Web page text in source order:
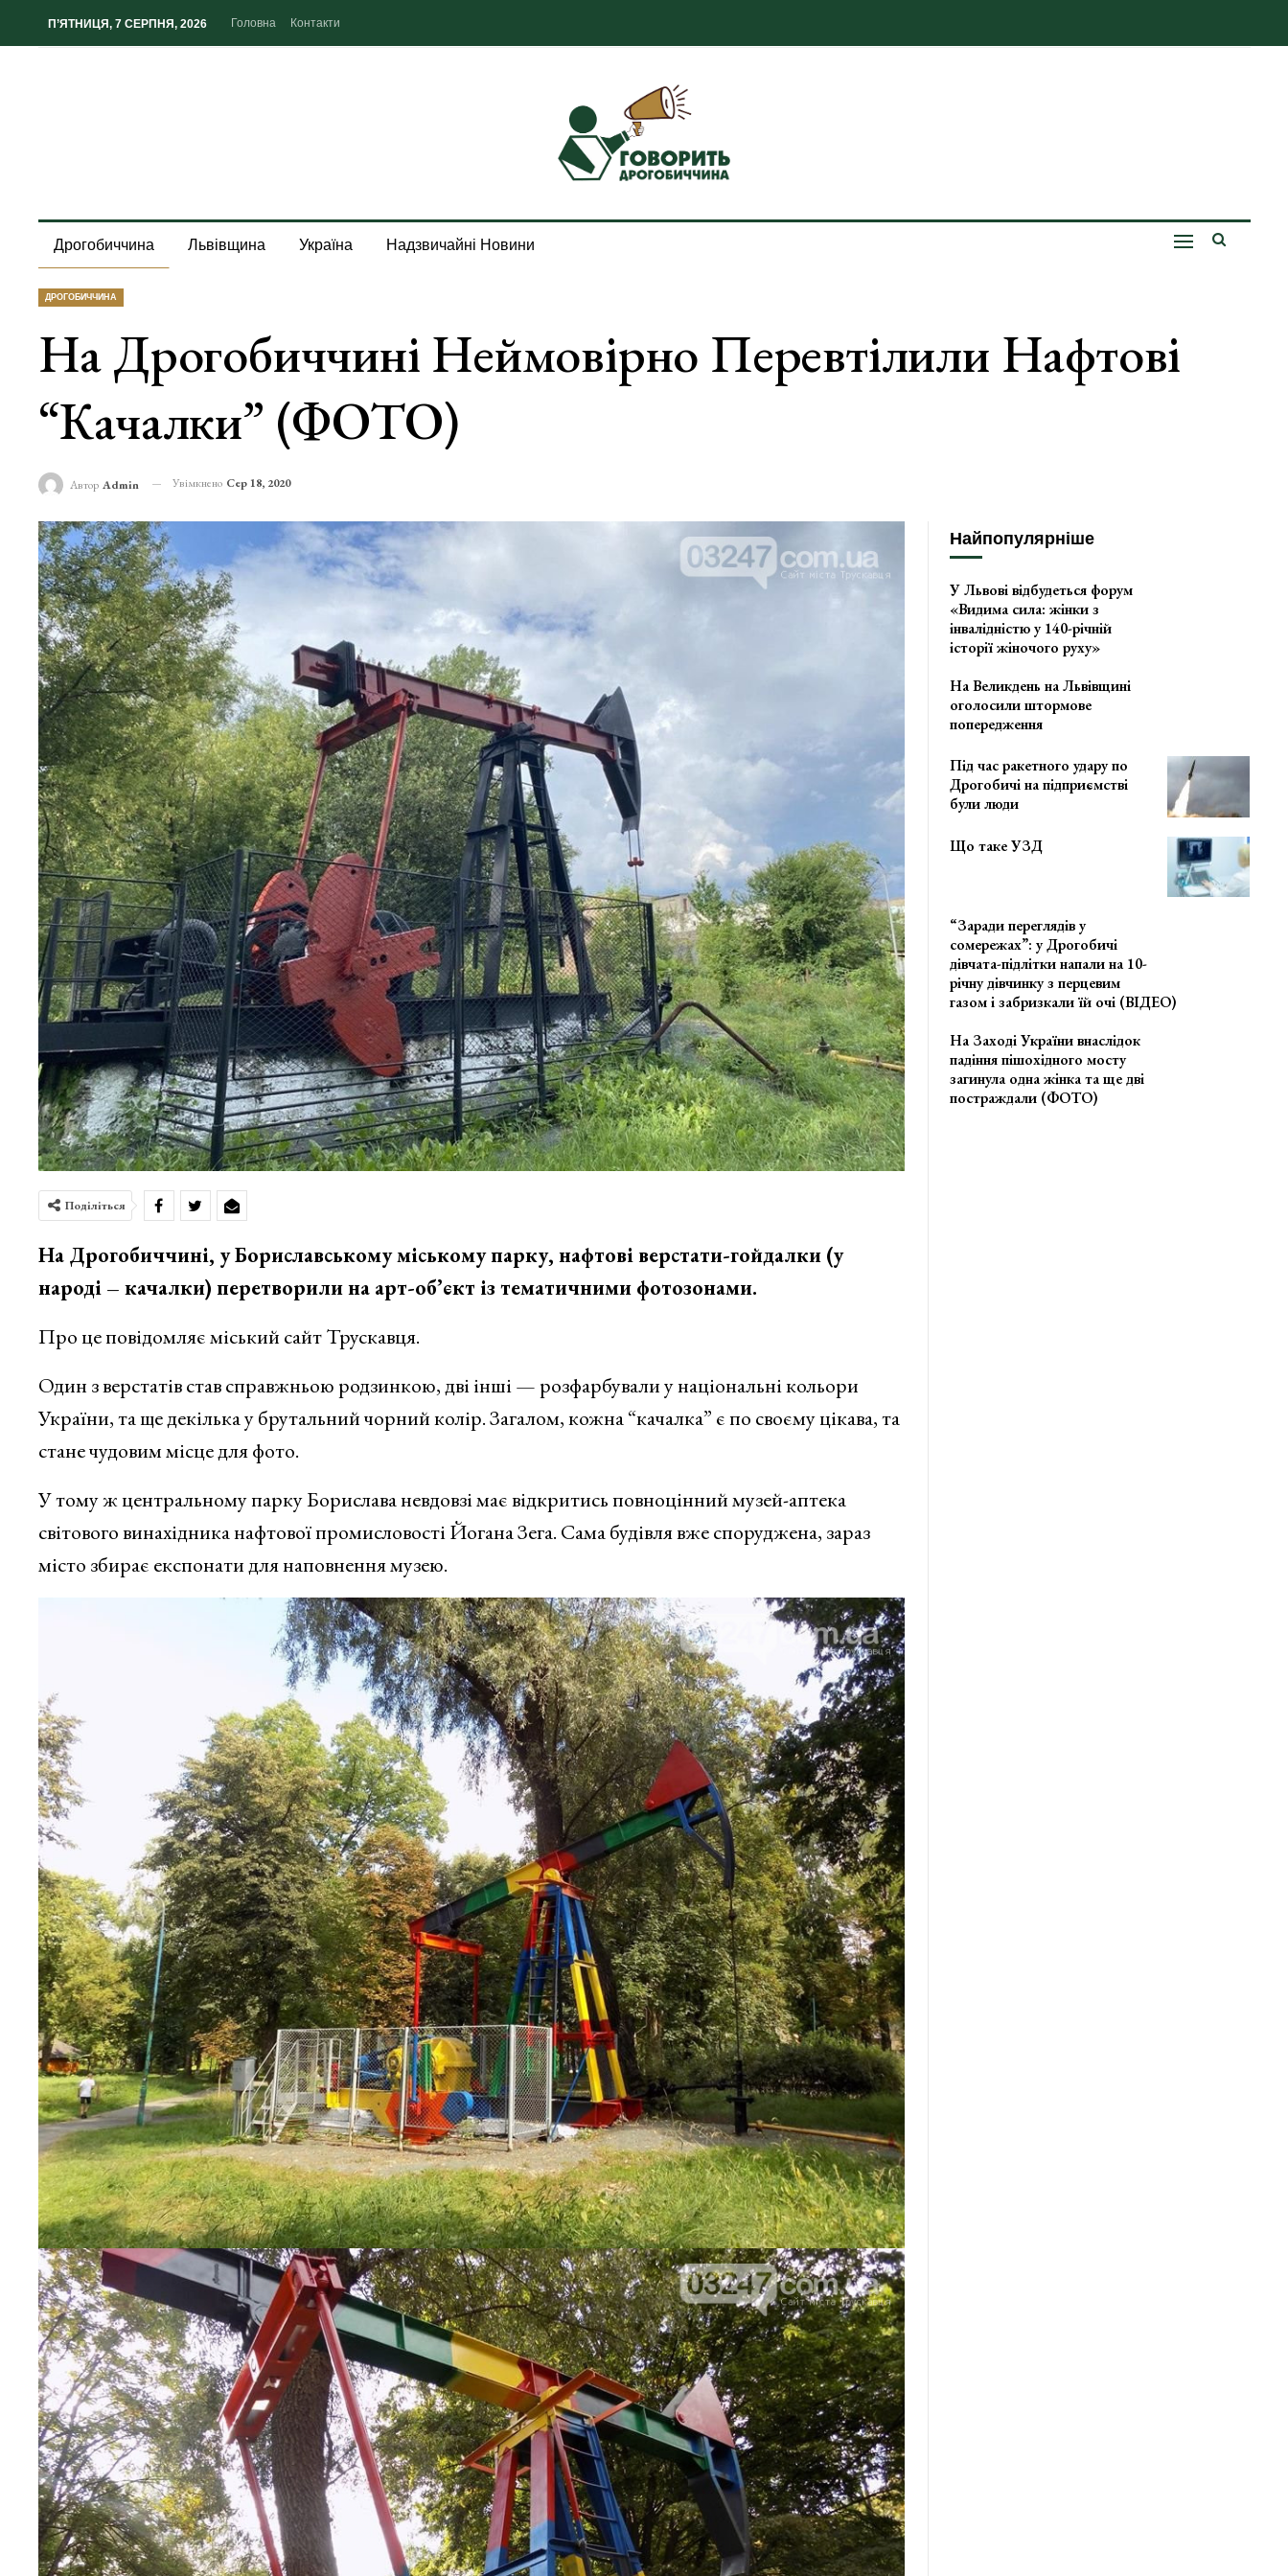
П’ЯТНИЦЯ, 7 СЕРПНЯ, 2026 Головна Контакти
Дрогобиччина Львівщина Україна Надзвичайні Новини
ДРОГОБИЧЧИНА
На Дрогобиччині Неймовірно Перевтілили Нафтові
“качалки” (ФОТО)
Автор Admin Увімкнено Сер 18, 2020
Поділіться
На Дрогобиччині, у Бориславському міському парку, нафтові верстати-гойдалки (у
народі – качалки) перетворили на арт-об’єкт із тематичними фотозонами.
Про це повідомляє міський сайт Трускавця.
Один з верстатів став справжньою родзинкою, дві інші — розфарбували у національні кольори
України, та ще декілька у брутальний чорний колір. Загалом, кожна “качалка” є по своєму цікава, та
стане чудовим місце для фото.
У тому ж центральному парку Борислава невдовзі має відкритись повноцінний музей-аптека
світового винахідника нафтової промисловості Йогана Зега. Сама будівля вже споруджена, зараз
місто збирає експонати для наповнення музею.
Найпопулярніше
У Львові відбудеться форум
«Видима сила: жінки з
інвалідністю у 140-річній
історії жіночого руху»
На Великдень на Львівщині
оголосили штормове
попередження
Під час ракетного удару по
Дрогобичі на підприємстві
були люди
Що таке УЗД
“Заради переглядів у
сомережах”: у Дрогобичі
дівчата-підлітки напали на 10-
річну дівчинку з перцевим
газом і забризкали їй очі (ВІДЕО)
На Заході України внаслідок
падіння пішохідного мосту
загинула одна жінка та ще дві
постраждали (ФОТО)